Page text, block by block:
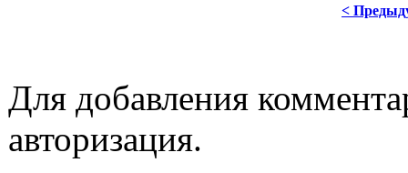
<
Для добавления
авторизация.